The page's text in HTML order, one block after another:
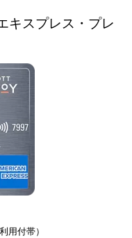
キスプレス・プレ
用付帯）